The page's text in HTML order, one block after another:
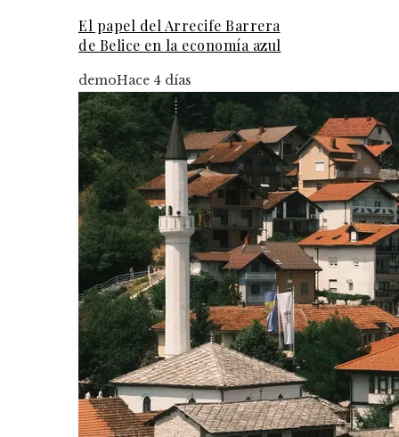
El papel del Arrecife Barrera
de Belice en la economía azul
demoHace 4 días